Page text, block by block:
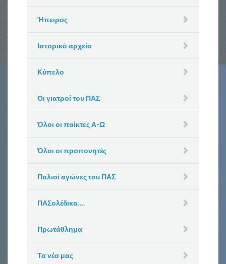
Ήπειρος
Ιστορικό αρχείο
Κύπελο
Οι γιατροί του ΠΑΣ
Όλοι οι παίκτες Α-Ω
Όλοι οι προπονητές
Παλιοί αγώνες του ΠΑΣ
ΠΑΣολέδικα….
Πρωτάθλημα
Τα νέα μας